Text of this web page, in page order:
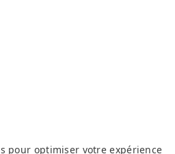
pour optimiser votre expérience